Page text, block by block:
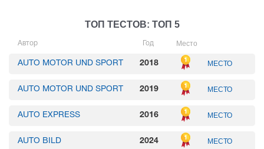
ТОП ТЕСТОВ: ТОП 5
Автор Год Место
AUTO MOTOR UND SPORT 2018 МЕСТО
AUTO MOTOR UND SPORT 2019 МЕСТО
AUTO EXPRESS 2016 МЕСТО
AUTO BILD 2024 МЕСТО